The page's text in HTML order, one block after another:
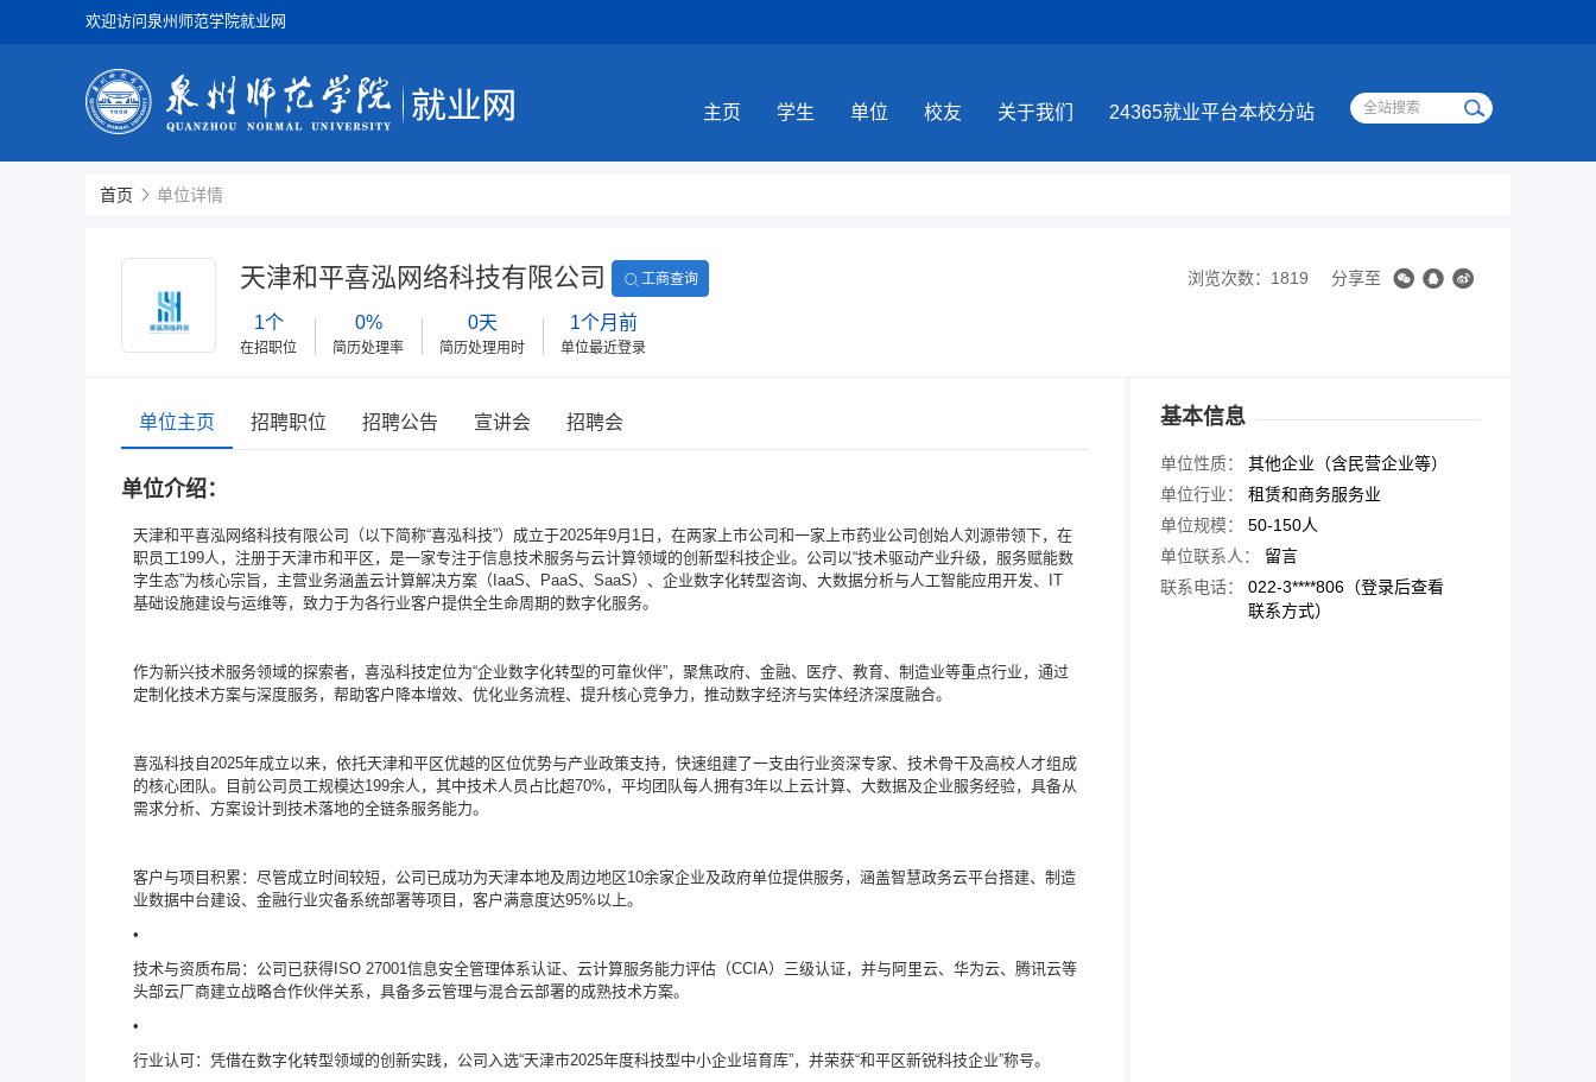
欢迎访问泉州师范学院就业网
主页 学生 单位 校友 关于我们 24365就业平台本校分站
首页 单位详情
天津和平喜泓网络科技有限公司 工商查询
1个
在招职位
0%
简历处理率
0天
简历处理用时
1个月前
单位最近登录
浏览次数：1819 分享至
单位主页 招聘职位 招聘公告 宣讲会 招聘会
单位介绍：
天津和平喜泓网络科技有限公司（以下简称“喜泓科技”）成立于2025年9月1日，在两家上市公司和一家上市药业公司创始人刘源带领下，在
职员工199人，注册于天津市和平区，是一家专注于信息技术服务与云计算领域的创新型科技企业。公司以“技术驱动产业升级，服务赋能数
字生态”为核心宗旨，主营业务涵盖云计算解决方案（IaaS、PaaS、SaaS）、企业数字化转型咨询、大数据分析与人工智能应用开发、IT
基础设施建设与运维等，致力于为各行业客户提供全生命周期的数字化服务。
作为新兴技术服务领域的探索者，喜泓科技定位为“企业数字化转型的可靠伙伴”，聚焦政府、金融、医疗、教育、制造业等重点行业，通过
定制化技术方案与深度服务，帮助客户降本增效、优化业务流程、提升核心竞争力，推动数字经济与实体经济深度融合。
喜泓科技自2025年成立以来，依托天津和平区优越的区位优势与产业政策支持，快速组建了一支由行业资深专家、技术骨干及高校人才组成
的核心团队。目前公司员工规模达199余人，其中技术人员占比超70%，平均团队每人拥有3年以上云计算、大数据及企业服务经验，具备从
需求分析、方案设计到技术落地的全链条服务能力。
客户与项目积累：尽管成立时间较短，公司已成功为天津本地及周边地区10余家企业及政府单位提供服务，涵盖智慧政务云平台搭建、制造
业数据中台建设、金融行业灾备系统部署等项目，客户满意度达95%以上。
•
技术与资质布局：公司已获得ISO 27001信息安全管理体系认证、云计算服务能力评估（CCIA）三级认证，并与阿里云、华为云、腾讯云等
头部云厂商建立战略合作伙伴关系，具备多云管理与混合云部署的成熟技术方案。
•
行业认可：凭借在数字化转型领域的创新实践，公司入选“天津市2025年度科技型中小企业培育库”，并荣获“和平区新锐科技企业”称号。
基本信息
单位性质：
其他企业（含民营企业等）
单位行业：
租赁和商务服务业
单位规模：
50-150人
单位联系人：
留言
联系电话：
022-3****806（登录后查看
联系方式）